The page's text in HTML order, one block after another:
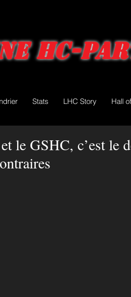
HC-
Stats LHC Story Hall
le GSHC, c’est le